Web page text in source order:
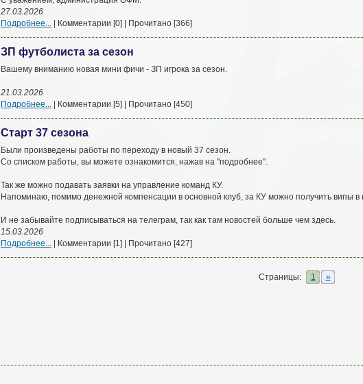
27.03.2026
Подробнее...
| Комментарии [0] | Прочитано [366]
ЗП футболиста за сезон
Вашему вниманию новая мини фичи - ЗП игрока за сезон.
21.03.2026
Подробнее...
| Комментарии [5] | Прочитано [450]
Старт 37 сезона
Были произведены работы по переходу в новый 37 сезон.
Со списком работы, вы можете ознакомится, нажав на "подробнее".
Так же можно подавать заявки на управление команд КУ.
Напоминаю, помимо денежной компенсации в основной клуб, за КУ можно получить випы в
И не забывайте подписываться на телеграм, так как там новостей больше чем здесь.
15.03.2026
Подробнее...
| Комментарии [1] | Прочитано [427]
Страницы: 1 »